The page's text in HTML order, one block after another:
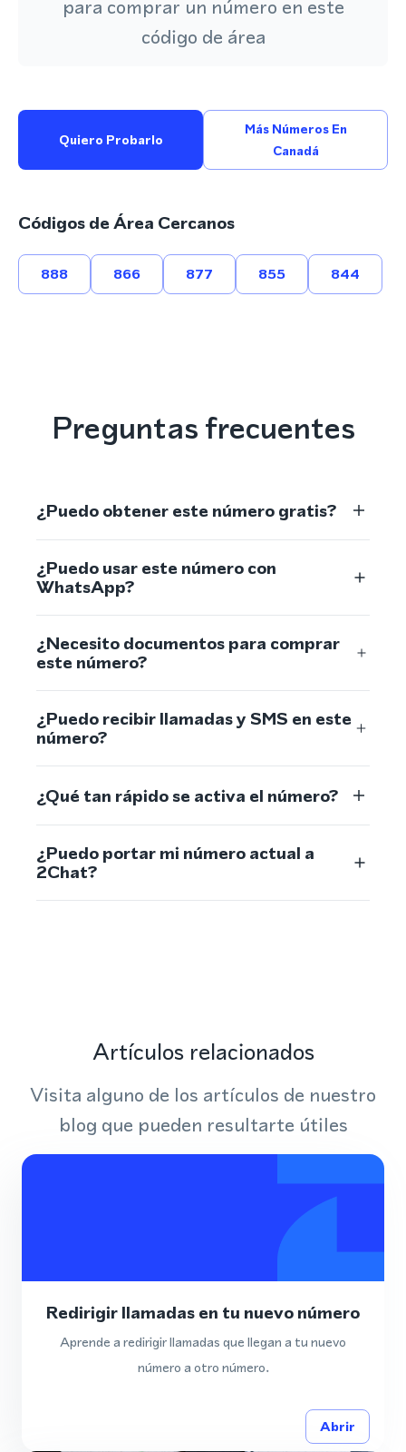
para comprar un número en este
código de área
Quiero Probarlo
Más Números En
Canadá
Códigos de Área Cercanos
888 866 877 855 844
Preguntas frecuentes
¿Puedo obtener este número gratis?
¿Puedo usar este número con
WhatsApp?
¿Necesito documentos para comprar
este número?
¿Puedo recibir llamadas y SMS en este
número?
¿Qué tan rápido se activa el número?
¿Puedo portar mi número actual a
2Chat?
Artículos relacionados
Visita alguno de los artículos de nuestro
blog que pueden resultarte útiles
Redirigir llamadas en tu nuevo número
Aprende a redirigir llamadas que llegan a tu nuevo
número a otro número.
Abrir